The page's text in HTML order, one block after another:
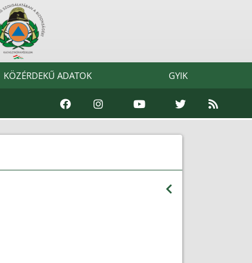
KÖZÉRDEKŰ ADATOK GYIK